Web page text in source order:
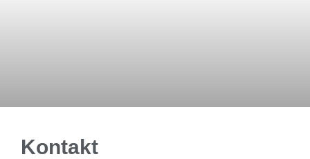
Kontakt